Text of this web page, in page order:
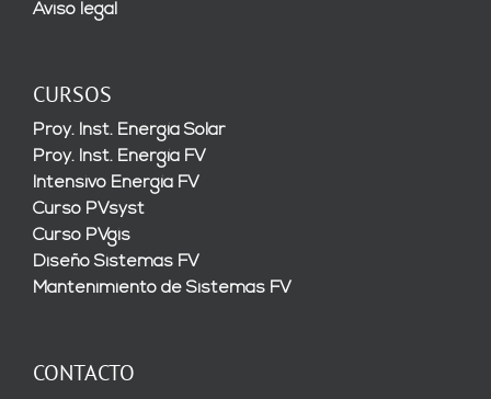
Aviso legal
CURSOS
Proy. Inst. Energía Solar
Proy. Inst. Energía FV
Intensivo Energía FV
Curso PVsyst
Curso PVgis
Diseño Sistemas FV
Mantenimiento de Sistemas FV
CONTACTO